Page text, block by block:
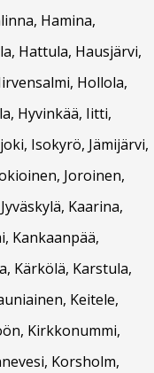
Hamina,
Hattula, Hausjärvi,
Hollola,
Hyvinkää, Iitti,
Isokyrö, Jämijärvi,
Joroinen,
Kaarina,
Kankaanpää,
Kärkölä, Karstula,
Keitele,
Kirkkonummi,
Korsholm,